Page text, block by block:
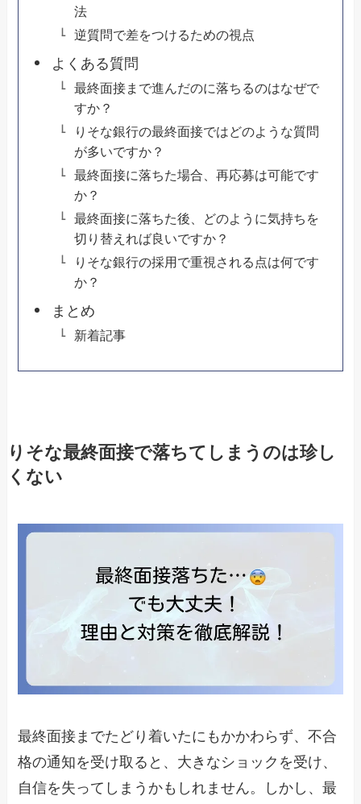
法
逆質問で差をつけるための視点
よくある質問
最終面接まで進んだのに落ちるのはなぜで
すか？
りそな銀行の最終面接ではどのような質問
が多いですか？
最終面接に落ちた場合、再応募は可能です
か？
最終面接に落ちた後、どのように気持ちを
切り替えれば良いですか？
りそな銀行の採用で重視される点は何です
か？
まとめ
新着記事
りそな最終面接で落ちてしまうのは珍し
くない
最終面接までたどり着いたにもかかわらず、不合
格の通知を受け取ると、大きなショックを受け、
自信を失ってしまうかもしれません。しかし、最